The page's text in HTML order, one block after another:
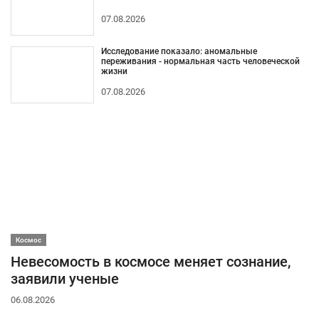
07.08.2026
Исследование показало: аномальные
переживания - нормальная часть человеческой
жизни
07.08.2026
Космос
Невесомость в космосе меняет сознание,
заявили ученые
06.08.2026